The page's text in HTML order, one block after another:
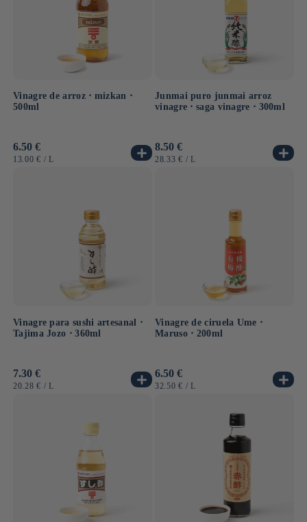
Vinagre de arroz ⋅ mizkan ⋅
500ml
Precio
habitual
6.50 €
PRECIO
13.00 € / POR
L
Junmai puro junmai arroz
vinagre ⋅ saga vinagre ⋅ 300ml
Precio
habitual
8.50 €
PRECIO
28.33 € / POR
L
Vinagre para sushi artesanal ⋅
Tajima Jozo ⋅ 360ml
Precio
habitual
7.30 €
PRECIO
20.28 € / POR
L
Vinagre de ciruela Ume ⋅
Maruso ⋅ 200ml
Precio
habitual
6.50 €
PRECIO
32.50 € / POR
L